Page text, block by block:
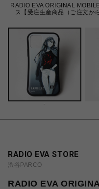
RADIO EVA ORIGINAL
ス【受注生産商品（ご注文
-
RADIO EVA STORE
渋谷PARCO
RADIO EVA